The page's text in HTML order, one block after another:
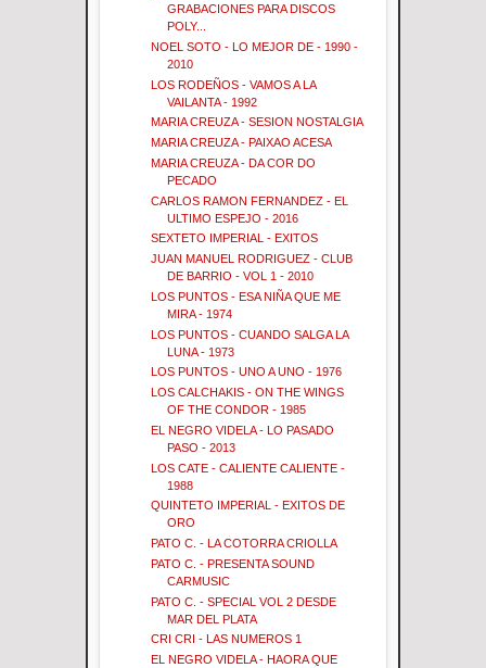
GRABACIONES PARA DISCOS
POLY...
NOEL SOTO - LO MEJOR DE - 1990 -
2010
LOS RODEÑOS - VAMOS A LA
VAILANTA - 1992
MARIA CREUZA - SESION NOSTALGIA
MARIA CREUZA - PAIXAO ACESA
MARIA CREUZA - DA COR DO
PECADO
CARLOS RAMON FERNANDEZ - EL
ULTIMO ESPEJO - 2016
SEXTETO IMPERIAL - EXITOS
JUAN MANUEL RODRIGUEZ - CLUB
DE BARRIO - VOL 1 - 2010
LOS PUNTOS - ESA NIÑA QUE ME
MIRA - 1974
LOS PUNTOS - CUANDO SALGA LA
LUNA - 1973
LOS PUNTOS - UNO A UNO - 1976
LOS CALCHAKIS - ON THE WINGS
OF THE CONDOR - 1985
EL NEGRO VIDELA - LO PASADO
PASO - 2013
LOS CATE - CALIENTE CALIENTE -
1988
QUINTETO IMPERIAL - EXITOS DE
ORO
PATO C. - LA COTORRA CRIOLLA
PATO C. - PRESENTA SOUND
CARMUSIC
PATO C. - SPECIAL VOL 2 DESDE
MAR DEL PLATA
CRI CRI - LAS NUMEROS 1
EL NEGRO VIDELA - HAORA QUE